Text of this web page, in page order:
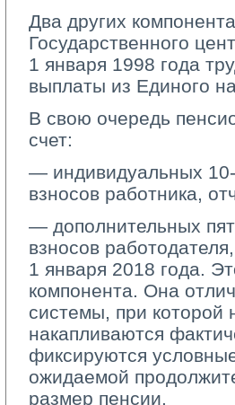
Два других
Государственного
1 января 1998 года
выплаты из Единого
В свою очередь
счет:
— индивидуальных
взносов работника,
— дополнительных
взносов
1 января 2018 года.
компонента. Она
системы, при которой
накапливаются
фиксируются
ожидаемой
размер пенсии.